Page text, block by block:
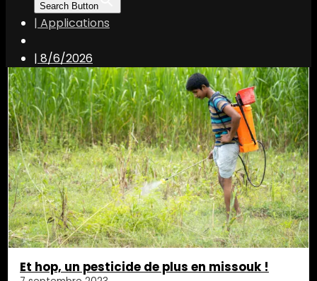
Search Button
| Applications
| 8/6/2026
Et hop, un pesticide de plus en missouk !